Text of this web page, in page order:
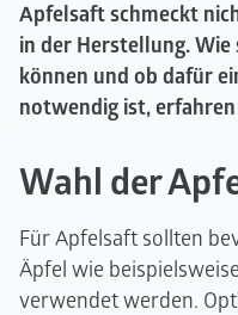
Apfelsaft schmeckt
in der Herstellung.
können und ob dafür
notwendig ist, erfahren
Wahl der
Für Apfelsaft sollten
Äpfel wie
verwendet werden.